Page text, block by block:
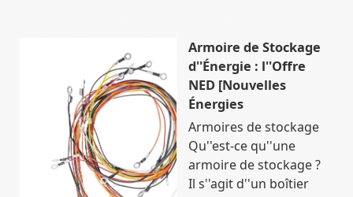
Armoire de Stockage
d''Énergie : l''Offre
NED [Nouvelles
Énergies
Armoires de stockage
Qu''est-ce qu''une
armoire de stockage ?
Il s''agit d''un boîtier